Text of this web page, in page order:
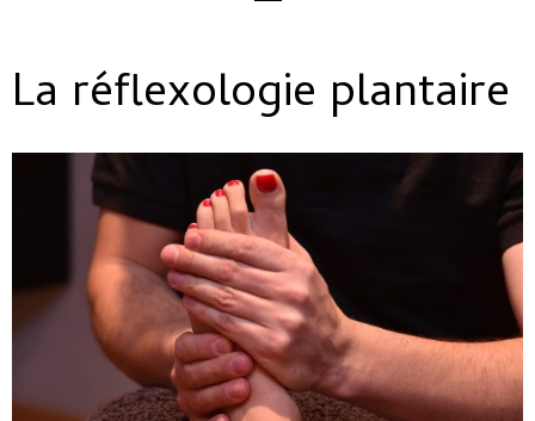
La réflexologie plantaire